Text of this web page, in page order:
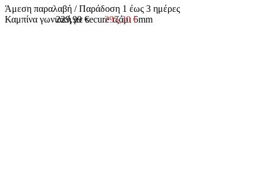
Άμεση παραλαβή / Παράδoση 1 έως 3 ημέρες
229,99 €
295,20 €
Καμπίνα γωνιακή με secure τζάμι 5mm